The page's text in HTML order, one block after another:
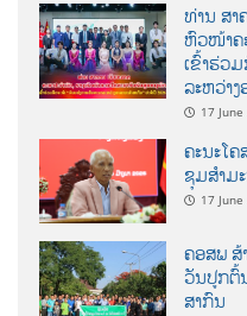
ທ່ານ ສາ
ຫົວໜ້າຄ
ເຂົ້າຮ່ວ
ລະຫວ່າ
17
ຄະນະໂ
ຊຸມສຳມ
17
ຄອສພ ສ້
ວັນປູກຕົ້
ສາກົນ